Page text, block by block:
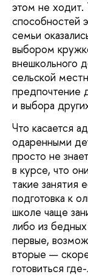
этом не ходит.
способностей
семьи
выбором
внешкольного
сельской
предпочтение
и выбора
Что касается
одаренными
просто не
в курсе, что
такие занятия
подготовка к
школе чаще
либо из
первые,
вторые —
готовиться